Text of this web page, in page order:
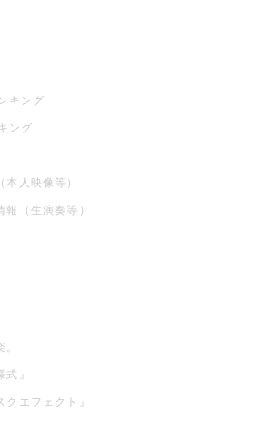
キング
ング
人映像等）
（生演奏等）
』
エフェクト』